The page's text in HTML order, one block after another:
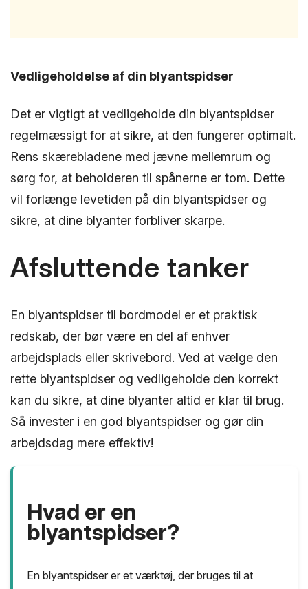
Vedligeholdelse af din blyantspidser
Det er vigtigt at vedligeholde din blyantspidser
regelmæssigt for at sikre, at den fungerer optimalt.
Rens skærebladene med jævne mellemrum og
sørg for, at beholderen til spånerne er tom. Dette
vil forlænge levetiden på din blyantspidser og
sikre, at dine blyanter forbliver skarpe.
Afsluttende tanker
En blyantspidser til bordmodel er et praktisk
redskab, der bør være en del af enhver
arbejdsplads eller skrivebord. Ved at vælge den
rette blyantspidser og vedligeholde den korrekt
kan du sikre, at dine blyanter altid er klar til brug.
Så invester i en god blyantspidser og gør din
arbejdsdag mere effektiv!
Hvad er en
blyantspidser?
En blyantspidser er et værktøj, der bruges til at